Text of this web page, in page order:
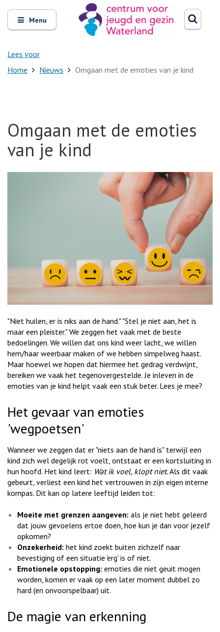
Open
en
sluit
Menu
Lees voor
Zoeken
Home Nieuws Omgaan met de emoties van je kind
Omgaan met de emoties
van je kind
"Niet huilen, er is niks aan de hand." "Stel je niet aan, het is
maar een pleister." We zeggen het vaak met de beste
bedoelingen. We willen dat ons kind weer lacht, we willen
hem/haar weerbaar maken of we hebben simpelweg haast.
Maar hoewel we hopen dat hiermee het gedrag verdwijnt,
bereiken we vaak het tegenovergestelde. Je inleven in de
emoties van je kind helpt vaak een stuk beter. Lees je mee?
Het gevaar van emoties
'wegpoetsen'
Wanneer we zeggen dat er "niets aan de hand is" terwijl een
kind zich wel degelijk rot voelt, ontstaat er een kortsluiting in
hun hoofd. Het kind leert: Wat ik voel, klopt niet.Als dit vaak
gebeurt, verliest een kind het vertrouwen in zijn eigen interne
kompas. Dit kan op latere leeftijd leiden tot:
Moeite met grenzen aangeven: als je niet hebt geleerd
dat jouw gevoelens ertoe doen, hoe kun je dan voor jezelf
opkomen?
Onzekerheid: het kind zoekt buiten zichzelf naar
bevestiging of een situatie 'erg' is of niet.
Emotionele opstopping: emoties die niet geuit mogen
worden, komen er vaak op een later moment dubbel zo
hard (en onvoorspelbaar) uit.
De magie van erkenning